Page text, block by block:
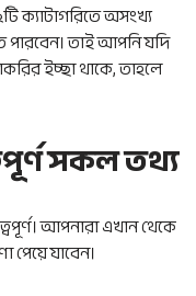
ক্যাটাগরিতে অসংখ্য
তাই আপনি যদি
ইচ্ছা থাকে, তাহলে
সকল তথ্য
আপনারা এখান থেকে
পেয়ে যাবেন।